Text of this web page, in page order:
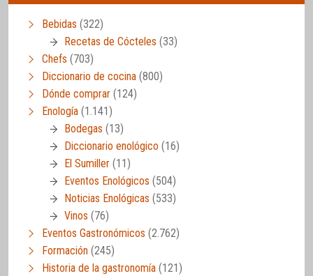
Bebidas (322)
Recetas de Cócteles (33)
Chefs (703)
Diccionario de cocina (800)
Dónde comprar (124)
Enología (1.141)
Bodegas (13)
Diccionario enológico (16)
El Sumiller (11)
Eventos Enológicos (504)
Noticias Enológicas (533)
Vinos (76)
Eventos Gastronómicos (2.762)
Formación (245)
Historia de la gastronomía (121)